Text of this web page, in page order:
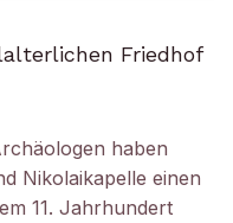
Friedhof
haben
Nikolaikapelle einen
11. Jahrhundert